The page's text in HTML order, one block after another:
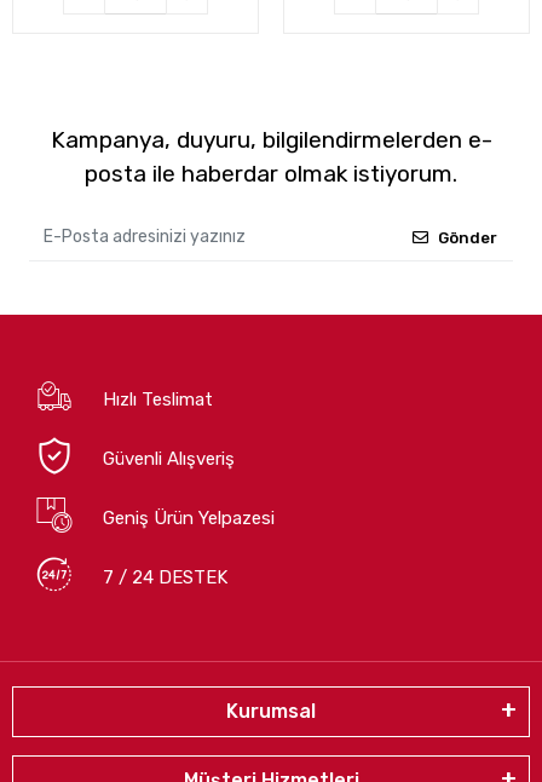
Kampanya, duyuru, bilgilendirmelerden e-
posta ile haberdar olmak istiyorum.
Gönder
Hızlı Teslimat
Güvenli Alışveriş
Geniş Ürün Yelpazesi
7 / 24 DESTEK
Kurumsal